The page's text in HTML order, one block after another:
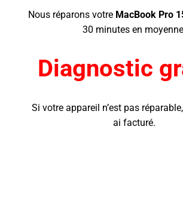
Nous réparons votre MacBook Pro
30 minutes en
Diagnostic
Si votre appareil n’est pas
ai facturé.